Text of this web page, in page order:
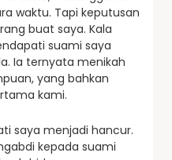
waktu. Tapi keputusan
buat saya. Kala
suami saya
Ia ternyata menikah
yang bahkan
kami.
saya menjadi hancur.
kepada suami